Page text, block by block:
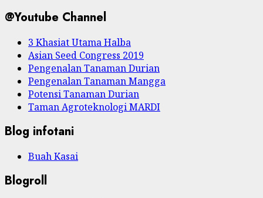
@Youtube Channel
3 Khasiat Utama Halba
Asian Seed Congress 2019
Pengenalan Tanaman Durian
Pengenalan Tanaman Mangga
Potensi Tanaman Durian
Taman Agroteknologi MARDI
Blog infotani
Buah Kasai
Blogroll